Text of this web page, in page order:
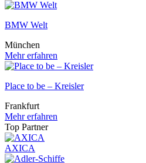
BMW Welt
München
Mehr erfahren
Place to be – Kreisler
Frankfurt
Mehr erfahren
Top Partner
AXICA